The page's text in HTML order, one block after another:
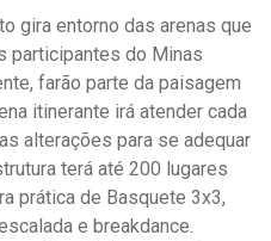
gira entorno das arenas que
participantes do Minas
farão parte da paisagem
itinerante irá atender cada
alterações para se adequar
terá até 200 lugares
prática de Basquete 3x3,
e breakdance.